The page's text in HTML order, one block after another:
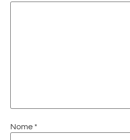
Nome *